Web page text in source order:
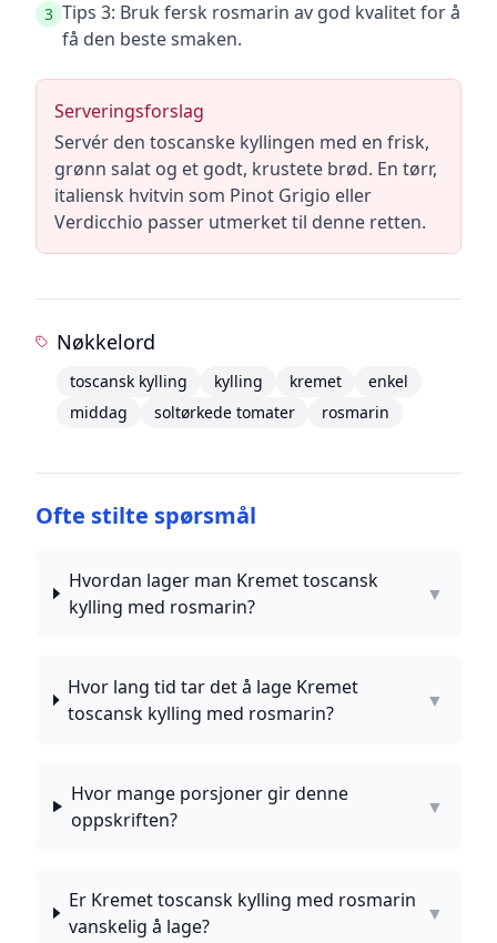
3 Tips 3: Bruk fersk rosmarin av god kvalitet for å
få den beste smaken.
Serveringsforslag
Servér den toscanske kyllingen med en frisk,
grønn salat og et godt, krustete brød. En tørr,
italiensk hvitvin som Pinot Grigio eller
Verdicchio passer utmerket til denne retten.
Nøkkelord
toscansk kylling kylling kremet
enkel
middag
soltørkede tomater rosmarin
Ofte stilte spørsmål
Hvordan lager man Kremet toscansk
kylling med rosmarin?
▼
Hvor lang tid tar det å lage Kremet
toscansk kylling med rosmarin?
▼
Hvor mange porsjoner gir denne
oppskriften?
▼
Er Kremet toscansk kylling med rosmarin
vanskelig å lage?
▼